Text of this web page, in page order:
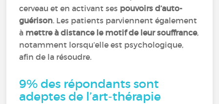
cerveau et en activant ses pouvoirs d’auto-
guérison. Les patients parviennent également
à mettre à distance le motif de leur souffrance,
notamment lorsqu’elle est psychologique,
afin de la résoudre.
9% des répondants sont
adeptes de l’art-thérapie